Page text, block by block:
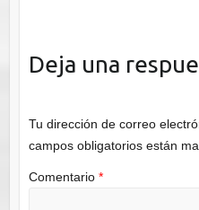
Deja una
Tu dirección de correo
campos obligatorios están
Comentario *